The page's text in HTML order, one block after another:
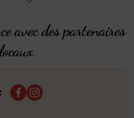
avec des partenaires
locaux